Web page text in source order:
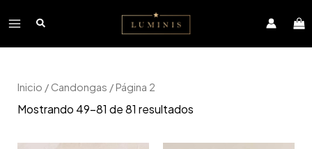
contenido
Main
Inicio / Candongas / Página 2
Mostrando 49–81 de 81 resultados